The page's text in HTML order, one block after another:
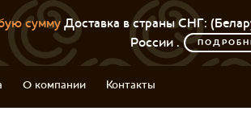
суммуДоставка в страны СНГ:
России .
О компании Контакты